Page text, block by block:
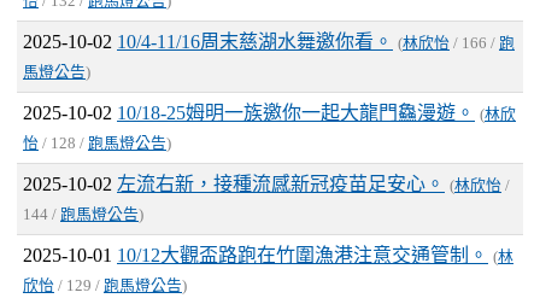
2025-10-02 10/4-11/16周末慈湖水舞邀你看。 (林欣怡 / 166 / 跑
馬燈公告)
2025-10-02 10/18-25姆明一族邀你一起大龍門鱻漫遊。 (林欣
怡 / 128 / 跑馬燈公告)
2025-10-02 左流右新，接種流感新冠疫苗足安心。 (林欣怡 /
144 / 跑馬燈公告)
2025-10-01 10/12大觀盃路跑在竹圍漁港注意交通管制。 (林
欣怡 / 129 / 跑馬燈公告)